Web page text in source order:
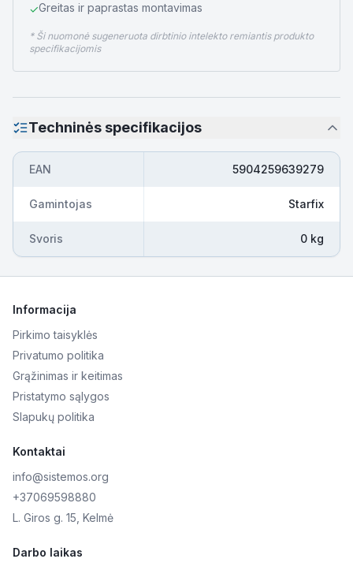
✓Greitas ir paprastas montavimas
* Ši nuomonė sugeneruota dirbtinio intelekto remiantis produkto
specifikacijomis
Techninės specifikacijos
EAN 5904259639279
Gamintojas Starfix
Svoris 0 kg
Informacija
Pirkimo taisyklės
Privatumo politika
Grąžinimas ir keitimas
Pristatymo sąlygos
Slapukų politika
Kontaktai
info@sistemos.org
+37069598880
L. Giros g. 15, Kelmė
Darbo laikas